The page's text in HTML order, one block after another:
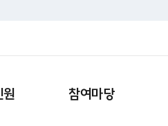
원 참여마당